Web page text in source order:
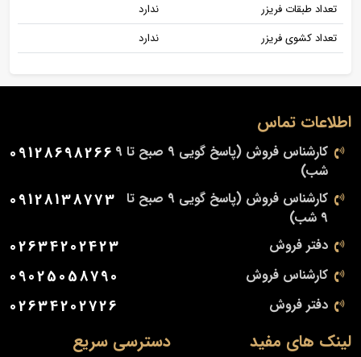
تعداد طبقات فریزر
ندارد
تعداد کشوی فریزر
ندارد
دسترسی سریع لینک های مفید
اطلاعات تماس
کارشناس فروش (پاسخ گویی 9 صبح تا 9
شب)
09128698266
کارشناس فروش (پاسخ گویی 9 صبح تا
9 شب)
09128138773
دفتر فروش 02634202423
کارشناس فروش 09025058790
دفتر فروش 02634202726